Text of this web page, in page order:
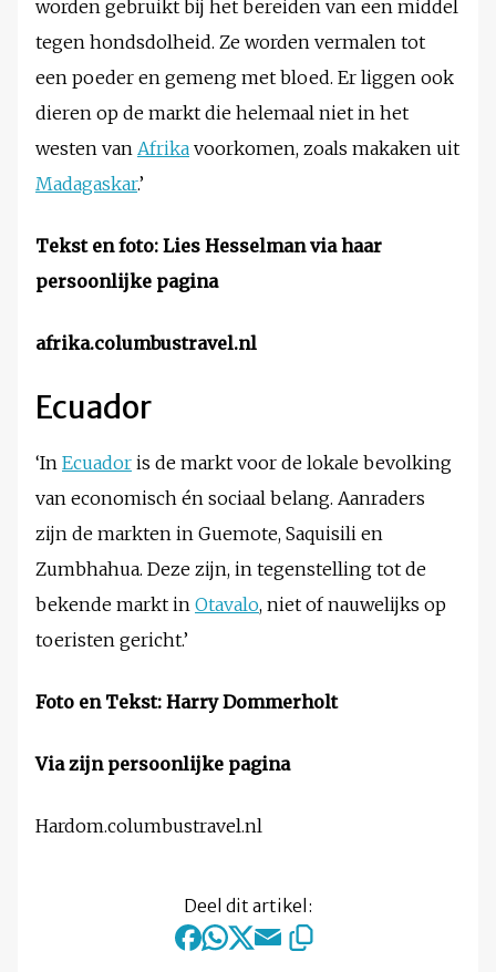
worden gebruikt bij het bereiden van een middel
tegen hondsdolheid. Ze worden vermalen tot
een poeder en gemeng met bloed. Er liggen ook
dieren op de markt die helemaal niet in het
westen van Afrika voorkomen, zoals makaken uit
Madagaskar.’
Tekst en foto: Lies Hesselman via haar
persoonlijke pagina
afrika.columbustravel.nl
Ecuador
‘In Ecuador is de markt voor de lokale bevolking
van economisch én sociaal belang. Aanraders
zijn de markten in Guemote, Saquisili en
Zumbhahua. Deze zijn, in tegenstelling tot de
bekende markt in Otavalo, niet of nauwelijks op
toeristen gericht.’
Foto en Tekst: Harry Dommerholt
Via zijn persoonlijke pagina
Hardom.columbustravel.nl
Deel dit artikel: